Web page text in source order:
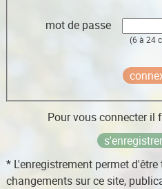
mot de passe
(6 à 24
Pour vous connecter il
* L'enregistrement permet
changements sur ce site,